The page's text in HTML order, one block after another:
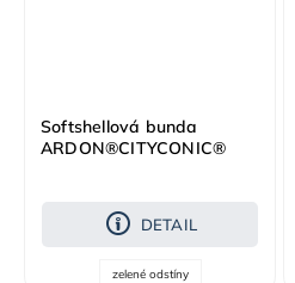
Softshellová bunda
ARDON®CITYCONIC®
DETAIL
zelené odstíny